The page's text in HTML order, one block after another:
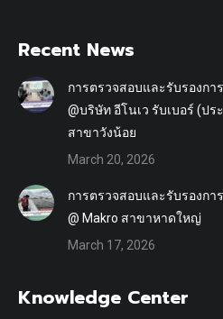
Recent News
การตรวจสอบและรับรองกา
@บริษัท อีโนเว รับเบอร์ (ป
สาขาวังน้อย
March 20, 2026
การตรวจสอบและรับรองกา
@ Makro สาขาหาดใหญ่
March 17, 2026
Knowledge Center